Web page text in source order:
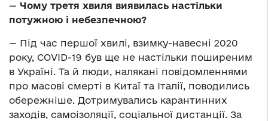
— Чому третя хвиля виявилась настільки
потужною і небезпечною?
— Під час першої хвилі, взимку-навесні 2020
року, COVID-19 був ще не настільки поширеним
в Україні. Та й люди, налякані повідомленнями
про масові смерті в Китаї та Італії, поводились
обережніше. Дотримувались карантинних
заходів, самоізоляції, соціальної дистанції. За